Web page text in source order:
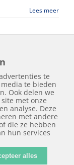
Lees meer
te
te bieden
Ook delen we
met onze
analyse. Deze
met andere
die ze hebben
hun services
alles